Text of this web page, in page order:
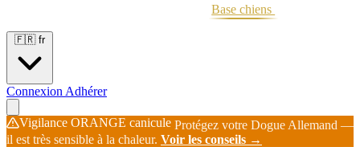
Base chiens
🇫🇷 fr
Connexion Adhérer
Vigilance ORANGE canicule Protégez votre Dogue Allemand —
il est très sensible à la chaleur. Voir les conseils →